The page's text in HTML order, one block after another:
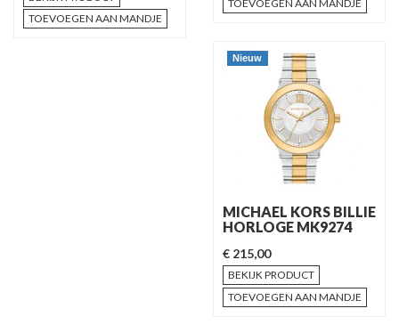
TOEVOEGEN AAN MANDJE
TOEVOEGEN AAN MANDJE
Nieuw
MICHAEL KORS BILLIE
HORLOGE MK9274
€ 215,00
BEKIJK PRODUCT
TOEVOEGEN AAN MANDJE